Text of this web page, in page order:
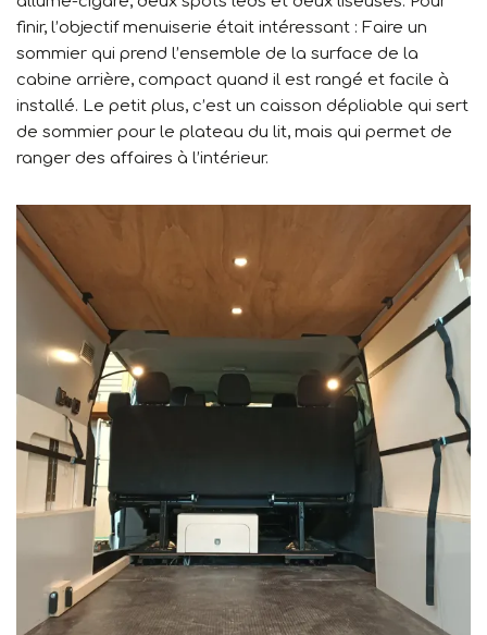
finir, l’objectif menuiserie était intéressant : Faire un
sommier qui prend l’ensemble de la surface de la
cabine arrière, compact quand il est rangé et facile à
installé. Le petit plus, c’est un caisson dépliable qui sert
de sommier pour le plateau du lit, mais qui permet de
ranger des affaires à l’intérieur.